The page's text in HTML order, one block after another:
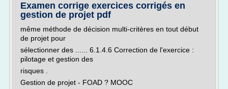
Examen corrige exercices corrigés en
gestion de projet pdf
même méthode de décision multi-critères en tout début
de projet pour
sélectionner des ...... 6.1.4.6 Correction de l'exercice :
pilotage et gestion des
risques .
Gestion de projet - FOAD ? MOOC